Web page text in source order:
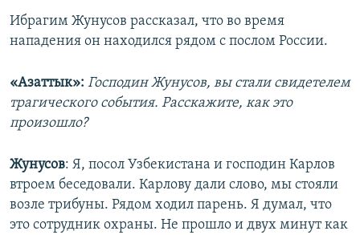
Ибрагим Жунусов рассказал, что во время
нападения он находился рядом с послом России.
«Азаттык»: Господин Жунусов, вы стали свидетелем
трагического события. Расскажите, как это
произошло?
Жунусов: Я, посол Узбекистана и господин Карлов
втроем беседовали. Карлову дали слово, мы стояли
возле трибуны. Рядом ходил парень. Я думал, что
это сотрудник охраны. Не прошло и двух минут как